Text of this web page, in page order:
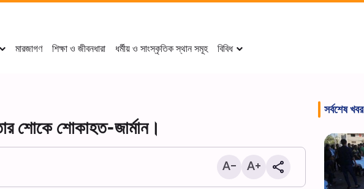
মারজাগণ শিক্ষা ও জীবনধারা ধর্মীয় ও সাংস্কৃতিক স্থান সমূহ বিবিধ
শোকে শোকাহত-জার্মান।
সর্বশেষ খবর